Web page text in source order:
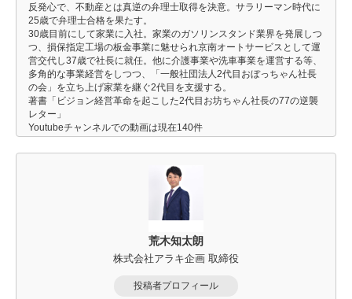
反発心で、不動産とは真逆の弁理士取得を決意。サラリーマン時代に
25歳で弁理士合格を果たす。
30歳目前にして家業に入社。家業のガソリンスタンド業界を発展しつ
つ、損保指定工場の板金事業に魅せられ京南オートサービスとして運
営交代し37歳で社長に就任。他に介護事業や洗車事業を運営する等、
多角的な事業経営をしつつ、「一般社団法人2代目おぼっちゃん社長
の会」を立ち上げ家業を継ぐ2代目を支援する。
著書「ビジョン経営革命を起こした2代目お坊ちゃん社長の77の逆襲
レター」
Youtubeチャンネルでの動画は現在140件
荒木知太朗
株式会社アラキ企画 取締役
投稿者プロフィール